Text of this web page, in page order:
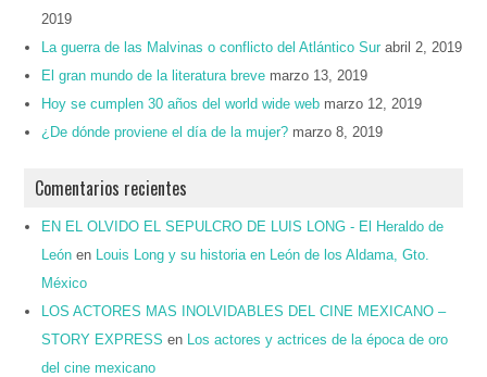
2019
La guerra de las Malvinas o conflicto del Atlántico Sur abril 2, 2019
El gran mundo de la literatura breve marzo 13, 2019
Hoy se cumplen 30 años del world wide web marzo 12, 2019
¿De dónde proviene el día de la mujer? marzo 8, 2019
Comentarios recientes
EN EL OLVIDO EL SEPULCRO DE LUIS LONG - El Heraldo de
León en
Louis Long y su historia en León de los Aldama, Gto.
México
LOS ACTORES MAS INOLVIDABLES DEL CINE MEXICANO –
STORY EXPRESS en
Los actores y actrices de la época de oro
del cine mexicano